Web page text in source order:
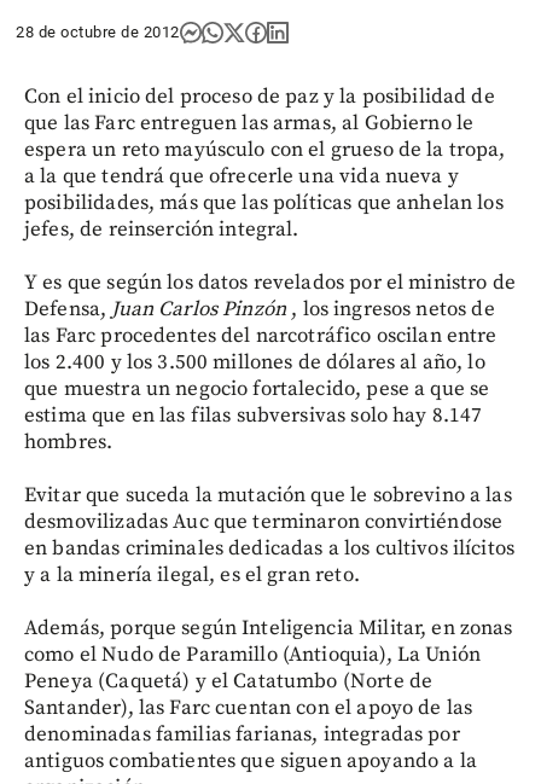
28 de octubre de 2012
Con el inicio del proceso de paz y la posibilidad de
que las Farc entreguen las armas, al Gobierno le
espera un reto mayúsculo con el grueso de la tropa,
a la que tendrá que ofrecerle una vida nueva y
posibilidades, más que las políticas que anhelan los
jefes, de reinserción integral.
Y es que según los datos revelados por el ministro de
Defensa, Juan Carlos Pinzón , los ingresos netos de
las Farc procedentes del narcotráfico oscilan entre
los 2.400 y los 3.500 millones de dólares al año, lo
que muestra un negocio fortalecido, pese a que se
estima que en las filas subversivas solo hay 8.147
hombres.
Evitar que suceda la mutación que le sobrevino a las
desmovilizadas Auc que terminaron convirtiéndose
en bandas criminales dedicadas a los cultivos ilícitos
y a la minería ilegal, es el gran reto.
Además, porque según Inteligencia Militar, en zonas
como el Nudo de Paramillo (Antioquia), La Unión
Peneya (Caquetá) y el Catatumbo (Norte de
Santander), las Farc cuentan con el apoyo de las
denominadas familias farianas, integradas por
antiguos combatientes que siguen apoyando a la